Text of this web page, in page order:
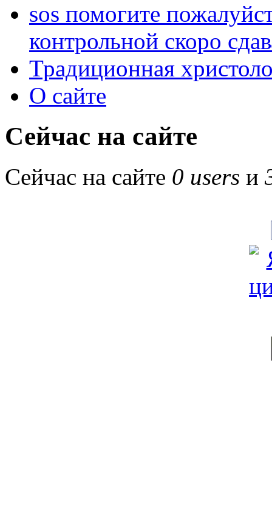
sos помогите
контрольной скоро
Традиционная
О сайте
Сейчас на сайте
Сейчас на сайте 0 users и